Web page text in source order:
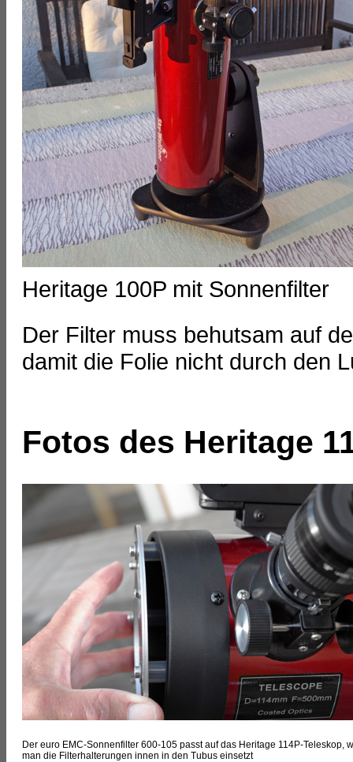
Heritage 100P mit Sonnenfilter
Der Filter muss behutsam auf
damit die Folie nicht durch den
Fotos des Heritage
Der euro EMC-Sonnenfilter 600-105 passt auf das Heritage 114P-Teleskop,
man die Filterhalterungen innen in den Tubus einsetzt